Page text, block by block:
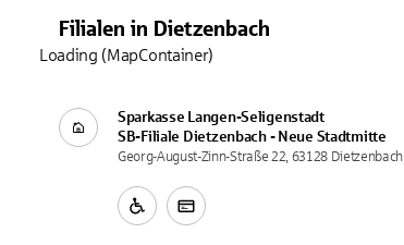
Filialen in Dietzenbach
Sparkasse Langen-Seligenstadt
SB-Filiale Dietzenbach - Neue Stadtmitte
Georg-August-Zinn-Straße 22, 63128 Dietzenbach
Loading (MapContainer)